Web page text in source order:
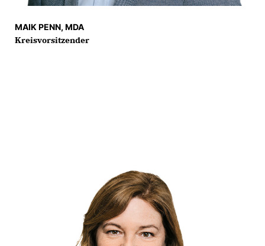
MAIK PENN, MDA
Kreisvorsitzender